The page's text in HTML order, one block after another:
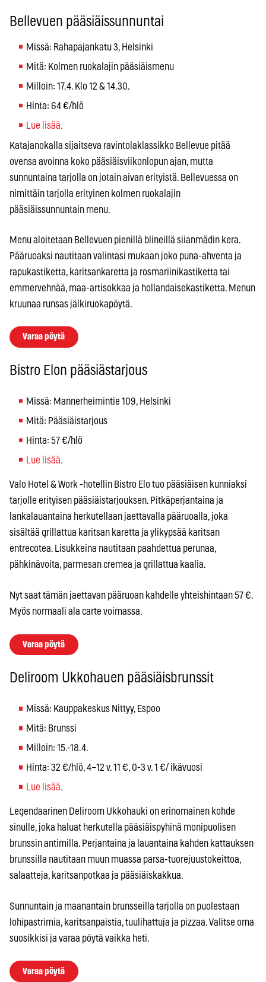
Bellevuen pääsiäissunnuntai
Missä: Rahapajankatu 3, Helsinki
Mitä: Kolmen ruokalajin pääsiäismenu
Milloin: 17.4. Klo 12 & 14.30.
Hinta: 64 €/hlö
Lue lisää.
Katajanokalla sijaitseva ravintolaklassikko Bellevue pitää
ovensa avoinna koko pääsiäisviikonlopun ajan, mutta
sunnuntaina tarjolla on jotain aivan erityistä. Bellevuessa on
nimittäin tarjolla erityinen kolmen ruokalajin
pääsiäissunnuntain menu.
Menu aloitetaan Bellevuen pienillä blineillä siianmädin kera.
Pääruoaksi nautitaan valintasi mukaan joko puna-ahventa ja
rapukastiketta, karitsankaretta ja rosmariinikastiketta tai
emmervehnää, maa-artisokkaa ja hollandaisekastiketta. Menun
kruunaa runsas jälkiruokapöytä.
Varaa pöytä
Bistro Elon pääsiästarjous
Missä: Mannerheimintie 109, Helsinki
Mitä: Pääsiäistarjous
Hinta: 57 €/hlö
Lue lisää.
Valo Hotel & Work -hotellin Bistro Elo tuo pääsiäisen kunniaksi
tarjolle erityisen pääsiäistarjouksen. Pitkäperjantaina ja
lankalauantaina herkutellaan jaettavalla pääruoalla, joka
sisältää grillattua karitsan karetta ja ylikypsää karitsan
entrecotea. Lisukkeina nautitaan paahdettua perunaa,
pähkinävoita, parmesan cremea ja grillattua kaalia.
Nyt saat tämän jaettavan pääruoan kahdelle yhteishintaan 57 €.
Myös normaali ala carte voimassa.
Varaa pöytä
Deliroom Ukkohauen pääsiäisbrunssit
Missä: Kauppakeskus Nittyy, Espoo
Mitä: Brunssi
Milloin: 15.-18.4.
Hinta: 32 €/hlö, 4–12 v. 11 €, 0-3 v. 1 €/ ikävuosi
Lue lisää.
Legendaarinen Deliroom Ukkohauki on erinomainen kohde
sinulle, joka haluat herkutella pääsiäispyhinä monipuolisen
brunssin antimilla. Perjantaina ja lauantaina kahden kattauksen
brunssilla nautitaan muun muassa parsa-tuorejuustokeittoa,
salaatteja, karitsanpotkaa ja pääsiäiskakkua.
Sunnuntain ja maanantain brunsseilla tarjolla on puolestaan
lohipastrimia, karitsanpaistia, tuulihattuja ja pizzaa. Valitse oma
suosikkisi ja varaa pöytä vaikka heti.
Varaa pöytä